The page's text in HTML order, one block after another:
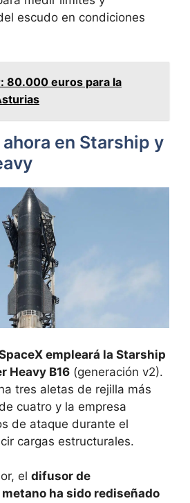
escudo en condiciones
80.000 euros para la
en Starship y
empleará la Starship
Heavy B16 (generación v2).
tres aletas de rejilla más
cuatro y la empresa
de ataque durante el
cargas estructurales.
el difusor de
ha sido rediseñado